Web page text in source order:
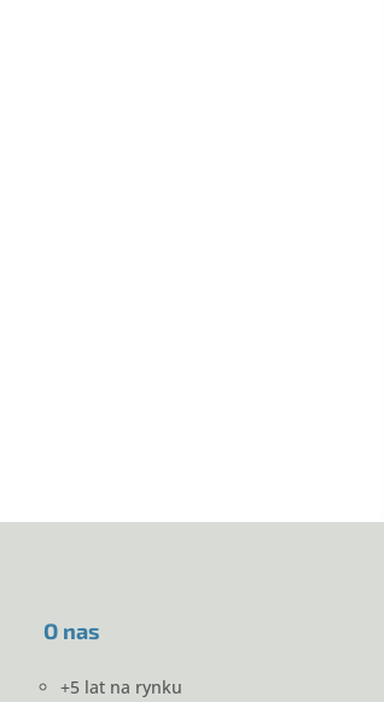
O nas
+5 lat na rynku